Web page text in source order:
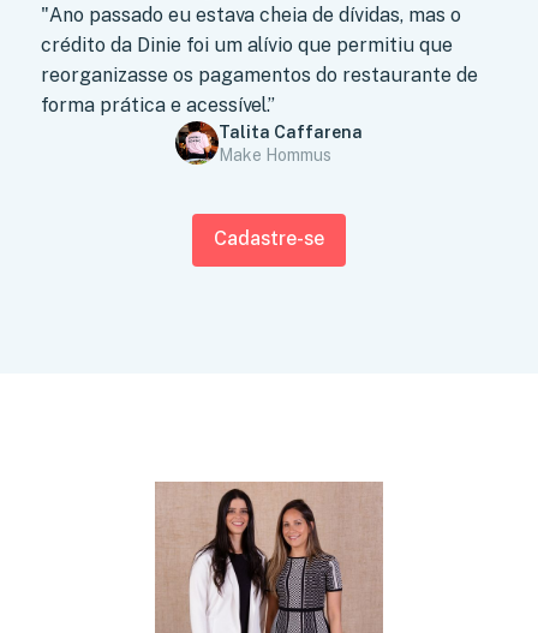
"Ano passado eu estava cheia de dívidas, mas o
crédito da Dinie foi um alívio que permitiu que
reorganizasse os pagamentos do restaurante de
forma prática e acessível.”
Talita Caffarena
Make Hommus
Cadastre-se